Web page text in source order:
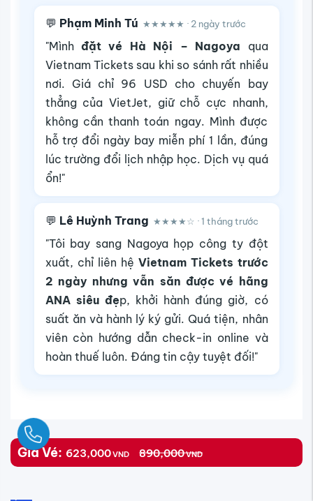
💬 Phạm Minh Tú ★★★★★ · 2 ngày trước
"Mình đặt vé Hà Nội – Nagoya qua
Vietnam Tickets sau khi so sánh rất nhiều
nơi. Giá chỉ 96 USD cho chuyến bay
thẳng của VietJet, giữ chỗ cực nhanh,
không cần thanh toán ngay. Mình được
hỗ trợ đổi ngày bay miễn phí 1 lần, đúng
lúc trường đổi lịch nhập học. Dịch vụ quá
ổn!"
💬 Lê Huỳnh Trang ★★★★☆ · 1 tháng trước
"Tôi bay sang Nagoya họp công ty đột
xuất, chỉ liên hệ Vietnam Tickets trước
2 ngày nhưng vẫn săn được vé hãng
ANA siêu đẹp, khởi hành đúng giờ, có
suất ăn và hành lý ký gửi. Quá tiện, nhân
viên còn hướng dẫn check-in online và
hoàn thuế luôn. Đáng tin cậy tuyệt đối!"
Giá Vé: 623,000VND 890,000VND